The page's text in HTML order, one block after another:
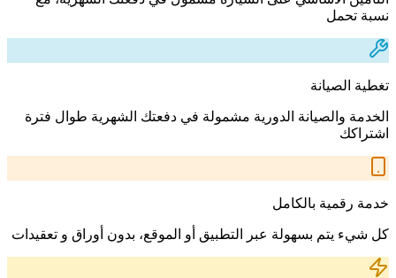
نسبة تحمل
تغطية الصيانة
الخدمة والصيانة الدورية مشمولة في دفعتك الشهرية طوال فترة
اشتراكك
خدمة رقمية بالكامل
كل شيء يتم بسهولة عبر التطبيق أو الموقع، بدون أوراق و تعقيدات